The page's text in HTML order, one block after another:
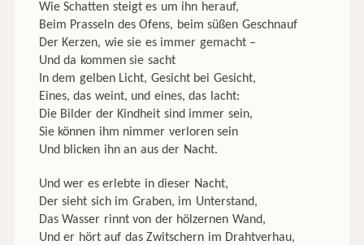
Wie Schatten steigt es um ihn herauf,
Beim Prasseln des Ofens, beim süßen Geschnauf
Der Kerzen, wie sie es immer gemacht –
Und da kommen sie sacht
In dem gelben Licht, Gesicht bei Gesicht,
Eines, das weint, und eines, das lacht:
Die Bilder der Kindheit sind immer sein,
Sie können ihm nimmer verloren sein
Und blicken ihn an aus der Nacht.
Und wer es erlebte in dieser Nacht,
Der sieht sich im Graben, im Unterstand,
Das Wasser rinnt von der hölzernen Wand,
Und er hört auf das Zwitschern im Drahtverhau,